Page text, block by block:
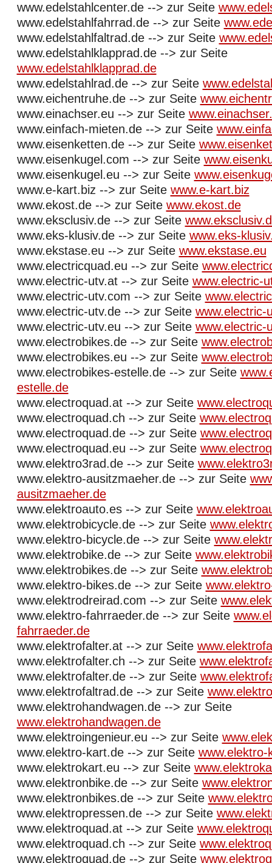
www.edelstahlcenter.de --> zur Seite
www.edelstahlfahrrad.de --> zur Seite
www.edelstahlfaltrad.de --> zur Seite
www.edelstahlklapprad.de --> zur Seite
www.edelstahlklapprad.de
www.edelstahlrad.de --> zur Seite
www.eichentruhe.de --> zur Seite
www.einachser.eu --> zur Seite
www.einfach-mieten.de --> zur Seite
www.eisenketten.de --> zur Seite
www.eisenkugel.com --> zur Seite
www.eisenkugel.eu --> zur Seite
www.e-kart.biz --> zur Seite www.e-kart.biz
www.ekost.de --> zur Seite www.ekost.de
www.eksclusiv.de --> zur Seite
www.eks-klusiv.de --> zur Seite www.eks-
www.ekstase.eu --> zur Seite www.ekstase.eu
www.electricquad.eu --> zur Seite
www.electric-utv.at --> zur Seite www.electric-
www.electric-utv.com --> zur Seite
www.electric-utv.de --> zur Seite www.electric-
www.electric-utv.eu --> zur Seite www.electric-
www.electrobikes.de --> zur Seite
www.electrobikes.eu --> zur Seite
www.electrobikes-estelle.de --> zur Seite
estelle.de
www.electroquad.at --> zur Seite
www.electroquad.ch --> zur Seite
www.electroquad.de --> zur Seite
www.electroquad.eu --> zur Seite
www.elektro3rad.de --> zur Seite
www.elektro-ausitzmaeher.de --> zur Seite
ausitzmaeher.de
www.elektroauto.es --> zur Seite
www.elektrobicycle.de --> zur Seite
www.elektro-bicycle.de --> zur Seite
www.elektrobike.de --> zur Seite
www.elektrobikes.de --> zur Seite
www.elektro-bikes.de --> zur Seite
www.elektrodreirad.com --> zur Seite
www.elektro-fahrraeder.de --> zur Seite
fahrraeder.de
www.elektrofalter.at --> zur Seite
www.elektrofalter.ch --> zur Seite
www.elektrofalter.de --> zur Seite
www.elektrofaltrad.de --> zur Seite
www.elektrohandwagen.de --> zur Seite
www.elektrohandwagen.de
www.elektroingenieur.eu --> zur Seite
www.elektro-kart.de --> zur Seite www.elektro-
www.elektrokart.eu --> zur Seite
www.elektronbike.de --> zur Seite
www.elektronbikes.de --> zur Seite
www.elektropressen.de --> zur Seite
www.elektroquad.at --> zur Seite
www.elektroquad.ch --> zur Seite
www.elektroquad.de --> zur Seite